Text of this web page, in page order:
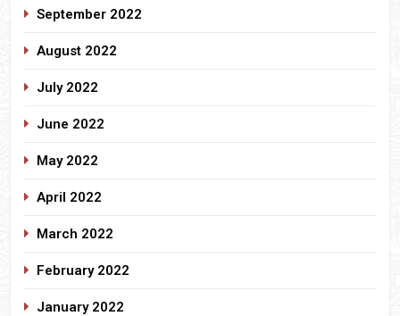
September 2022
August 2022
July 2022
June 2022
May 2022
April 2022
March 2022
February 2022
January 2022